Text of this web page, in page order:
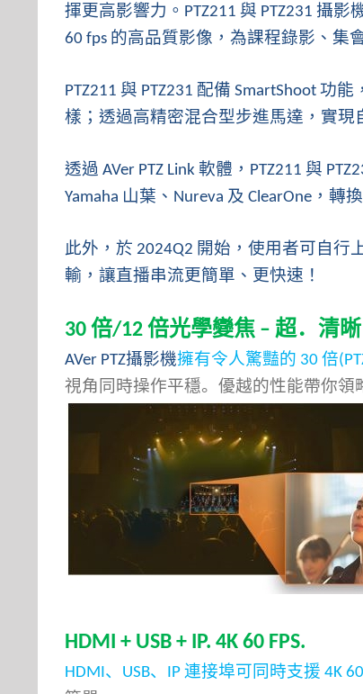
揮更高影響力。 PTZ211 與 PTZ231 攝影
60 fps 的高品質影像，為課程錄影、集
PTZ211 與 PTZ231 配備 SmartShoot 功能
樣；透過高精密混合型步進馬達，實現
透過 AVer PTZ Link 軟體， PTZ211 與
Yamaha 山葉、 Nureva 及 ClearOne ，轉
此外，於 2024Q2 開始，使用者可自行
輸，讓直播串流更簡單、更快速！
30 倍/12 倍光學變焦 – 超．清晰
AVer PTZ攝影機擁有令人驚豔的 30 倍
視角同時操作平穩。優越的性能帶你領
HDMI + USB + IP. 4K 60 FPS.
HDMI、 USB、 IP 連接埠可同時支援 4K